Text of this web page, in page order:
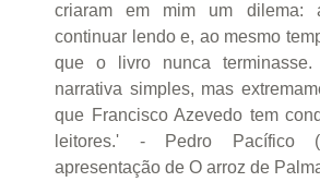
criaram em mim um dilema:
continuar lendo e, ao mesmo
que o livro nunca
narrativa simples, mas
que Francisco Azevedo tem
leitores.' - Pedro Pacífico
apresentação de O arroz de